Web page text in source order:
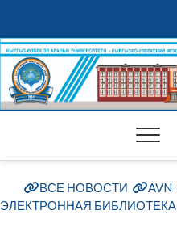
ВСЕ НОВОСТИ AVN
ЭЛЕКТРОННАЯ БИБЛИОТЕКА